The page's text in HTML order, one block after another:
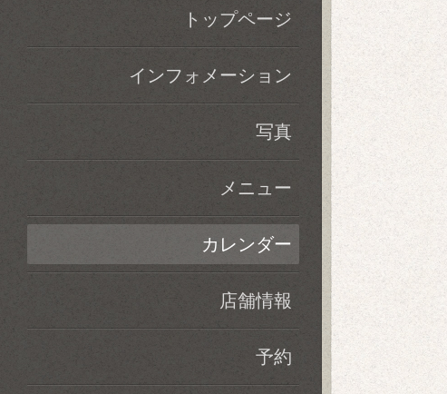
トップページ
インフォメーション
写真
メニュー
カレンダー
店舗情報
予約